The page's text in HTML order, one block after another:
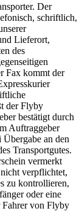
Der
schriftlich,
Lieferort,
des
Fax kommt der
der Flyby
bestätigt durch
Auftraggeber
an den
Transportgutes.
vermerkt
verpflichtet,
zu kontrollieren,
oder eine
Fahrer von Flyby